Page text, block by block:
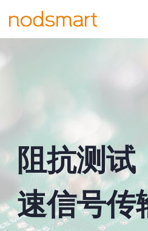
阻抗测试
速信号传